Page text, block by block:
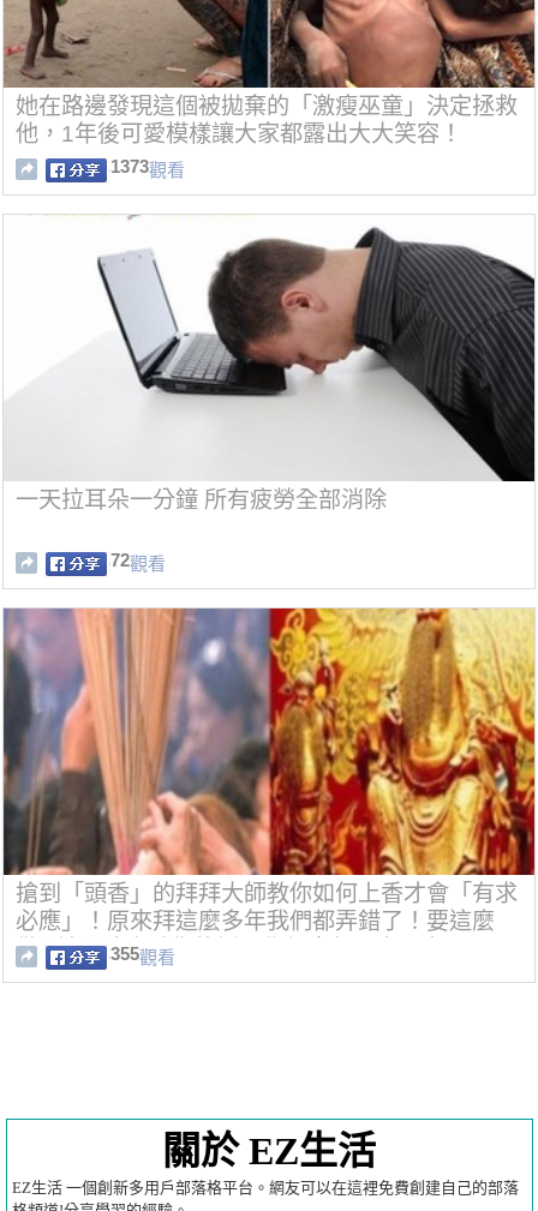
她在路邊發現這個被拋棄的「激瘦巫童」決定拯救
他，1年後可愛模樣讓大家都露出大大笑容！
1373觀看
一天拉耳朵一分鐘 所有疲勞全部消除
72觀看
搶到「頭香」的拜拜大師教你如何上香才會「有求
必應」！原來拜這麼多年我們都弄錯了！要這麼
做...神明才會聽你的話！學起來保一家平安吧！
355觀看
關於 EZ生活
EZ生活 一個創新多用戶部落格平台。網友可以在這裡免費創建自己的部落